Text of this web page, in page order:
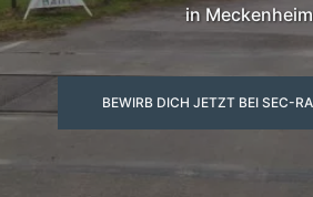
in Meckenheim
BEWIRB DICH JETZT BEI SEC-